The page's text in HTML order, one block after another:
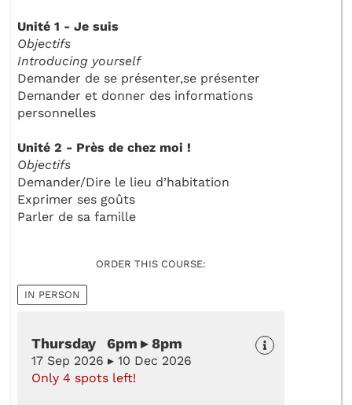
Unité 1 - Je suis
Objectifs
Introducing yourself
Demander de se présenter,se présenter
Demander et donner des informations
personnelles
Unité 2 - Près de chez moi !
Objectifs
Demander/Dire le lieu d’habitation
Exprimer ses goûts
Parler de sa famille
ORDER THIS COURSE:
IN PERSON
Thursday 6pm ▸ 8pm
17 Sep 2026 ▸ 10 Dec 2026
Only 4 spots left!